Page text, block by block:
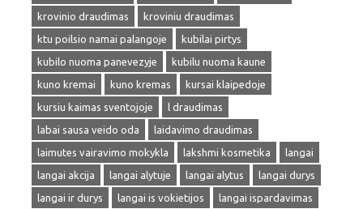
krovinio draudimas
kroviniu draudimas
ktu poilsio namai palangoje
kubilai pirtys
kubilo nuoma panevezyje
kubilu nuoma kaune
kuno kremai
kuno kremas
kursai klaipedoje
kursiu kaimas sventojoje
l draudimas
labai sausa veido oda
laidavimo draudimas
laimutes vairavimo mokykla
lakshmi kosmetika
langai
langai akcija
langai alytuje langai alytus
langai durys
langai ir durys
langai is vokietijos
langai ispardavimas